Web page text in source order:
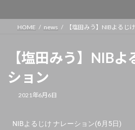
HOME news 【塩田みう】NIBよるじ
【塩田みう】NIBよ
ション
2021年6月6日
NIBよるじけ ナレーション(6月5日)